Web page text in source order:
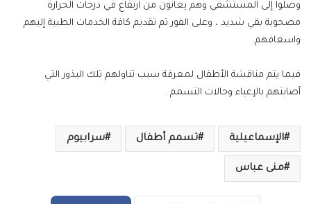
وصلوا إلى المستشفي وهم يعانون من ارتفاع في درجات الحرارة
مصحوبة بقي شديد ، وعلى الفور تم تقديم كافة الخدمات الطبية إليهم
واسعافهم.
فيما يتم مناقشة الأطفال لمعرفة سبب تناولهم تلك البذور التي
أصابتهم بالإعياء وحالات التسمم .
الإسماعيلية تسمم أطفال سرابيوم
منى عباس